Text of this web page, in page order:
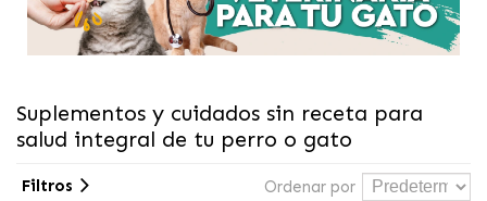
Suplementos y cuidados sin receta para
salud integral de tu perro o gato
Ordenar por
Filtros